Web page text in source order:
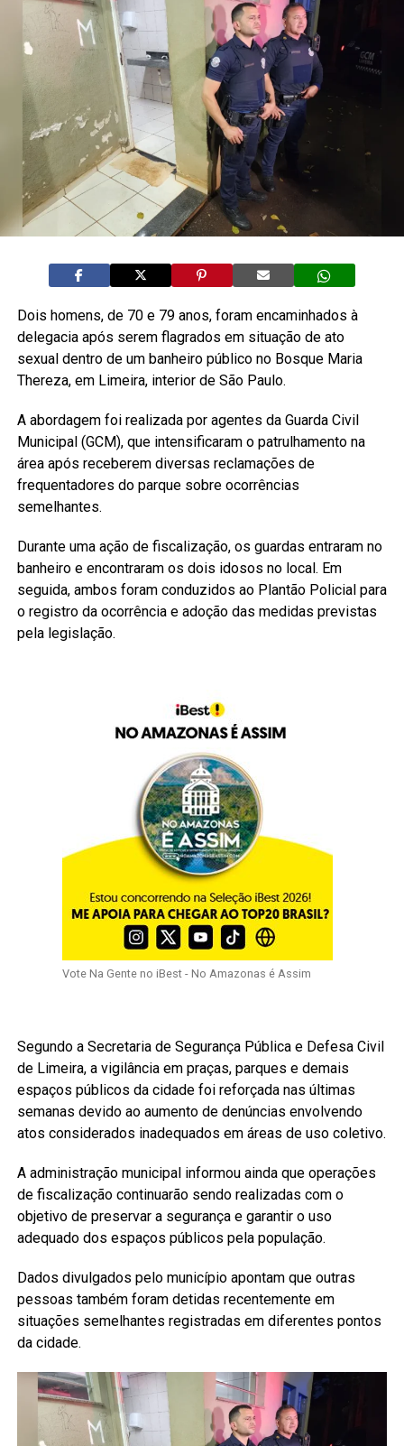
Dois homens, de 70 e 79 anos, foram encaminhados à
delegacia após serem flagrados em situação de ato
sexual dentro de um banheiro público no Bosque Maria
Thereza, em Limeira, interior de São Paulo.
A abordagem foi realizada por agentes da Guarda Civil
Municipal (GCM), que intensificaram o patrulhamento na
área após receberem diversas reclamações de
frequentadores do parque sobre ocorrências
semelhantes.
Durante uma ação de fiscalização, os guardas entraram no
banheiro e encontraram os dois idosos no local. Em
seguida, ambos foram conduzidos ao Plantão Policial para
o registro da ocorrência e adoção das medidas previstas
pela legislação.
Vote Na Gente no iBest - No Amazonas é Assim
Segundo a Secretaria de Segurança Pública e Defesa Civil
de Limeira, a vigilância em praças, parques e demais
espaços públicos da cidade foi reforçada nas últimas
semanas devido ao aumento de denúncias envolvendo
atos considerados inadequados em áreas de uso coletivo.
A administração municipal informou ainda que operações
de fiscalização continuarão sendo realizadas com o
objetivo de preservar a segurança e garantir o uso
adequado dos espaços públicos pela população.
Dados divulgados pelo município apontam que outras
pessoas também foram detidas recentemente em
situações semelhantes registradas em diferentes pontos
da cidade.